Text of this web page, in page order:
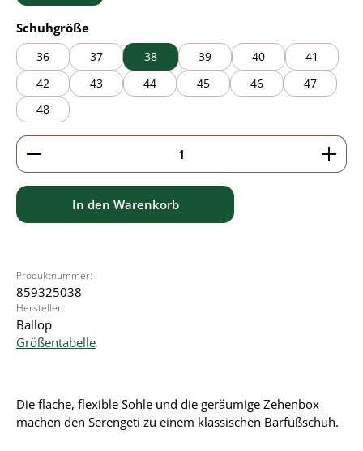
Schuhgrößeauswählen
36 37 38 39 40
41
42
43 44 45 46
47
48
Produkt Anzahl: Gib den gewünschten Wert ein
In den Warenkorb
Produktnummer:
859325038
Hersteller:
Ballop
Größentabelle
Die flache, flexible Sohle und die geräumige Zehenbox
machen den Serengeti zu einem klassischen Barfußschuh.